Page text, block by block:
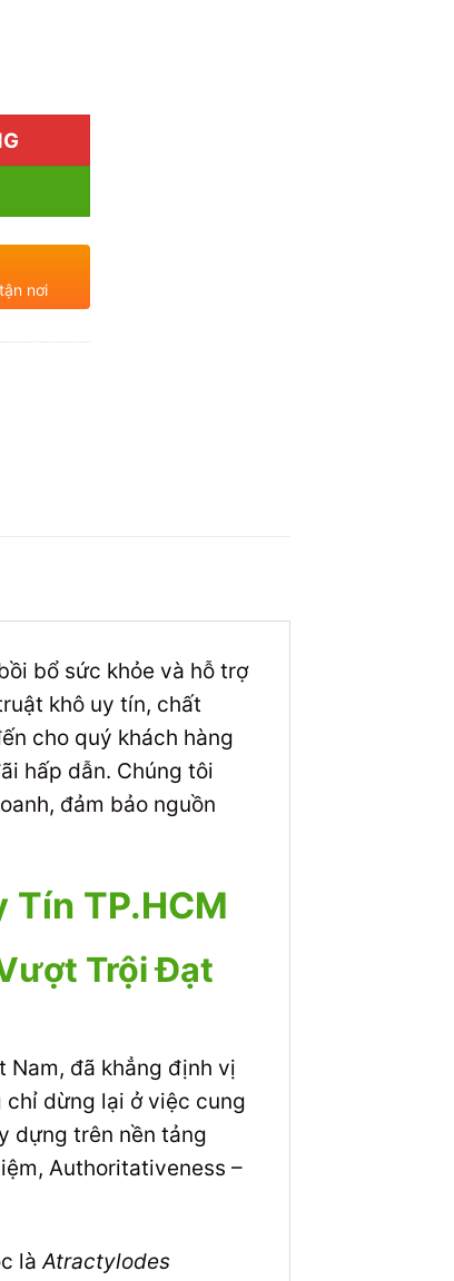
Tốt - Nguồn Sỉ Uy Tín TP.HCM số lượng
nơi
bổ sức khỏe và hỗ trợ
khô uy tín, chất
cho quý khách hàng
hấp dẫn. Chúng tôi
đảm bảo nguồn
Tín TP.HCM
Trội Đạt
Nam, đã khẳng định vị
dừng lại ở việc cung
dựng trên nền tảng
Authoritativeness –
làAtractylodes